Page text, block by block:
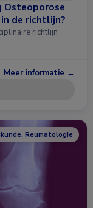
Osteoporose
de richtlijn?
richtlijn
Meer informatie →
Reumatologie